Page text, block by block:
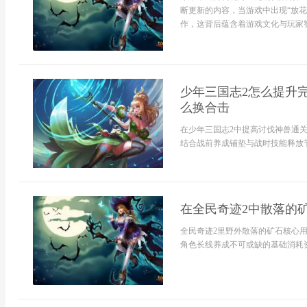
断更新的内容，当游戏中出现“放
作，这背后蕴含着游戏文化与玩
少年三国志2怎么提升
么换合击
在少年三国志2中提高讨伐神兽通
结合战前养成铺垫与战时技能释
在全民奇迹2中散落的
全民奇迹2里野外散落的矿石核心
角色长线养成不可或缺的基础消